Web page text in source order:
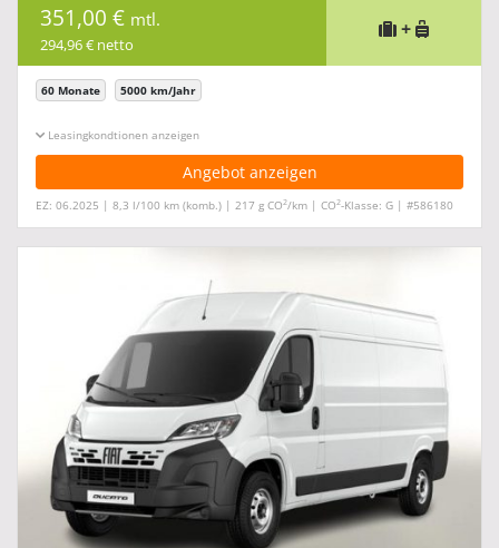
351,00 € mtl.
294,96 € netto
+
60 Monate 5000 km/Jahr
Leasingkonditionen ein-/ausblenden
Angebot anzeigen
EZ: 06.2025 | 8,3 l/100 km (komb.) | 217 g CO2/km | CO2-Klasse: G | #586180